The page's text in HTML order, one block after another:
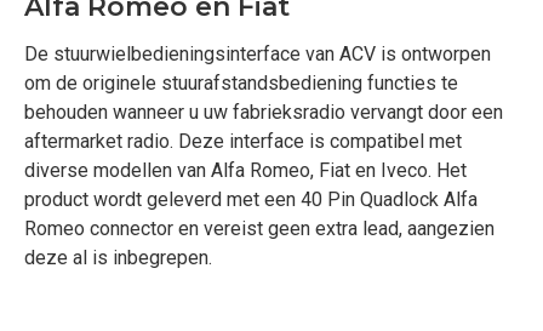
Alfa Romeo en Fiat
De stuurwielbedieningsinterface van ACV is ontworpen
om de originele stuurafstandsbediening functies te
behouden wanneer u uw fabrieksradio vervangt door een
aftermarket radio. Deze interface is compatibel met
diverse modellen van Alfa Romeo, Fiat en Iveco. Het
product wordt geleverd met een 40 Pin Quadlock Alfa
Romeo connector en vereist geen extra lead, aangezien
deze al is inbegrepen.